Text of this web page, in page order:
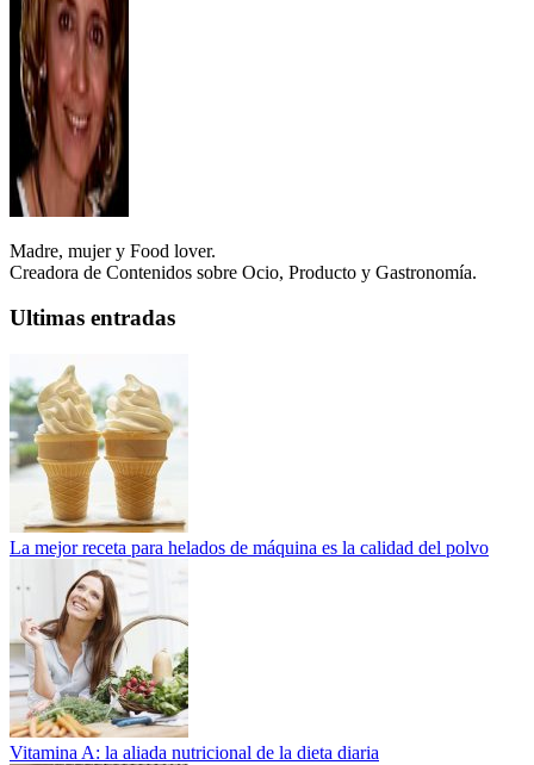
Madre, mujer y Food lover.
Creadora de Contenidos sobre Ocio, Producto y Gastronomía.
Ultimas entradas
La mejor receta para helados de máquina es la calidad del polvo
Vitamina A: la aliada nutricional de la dieta diaria